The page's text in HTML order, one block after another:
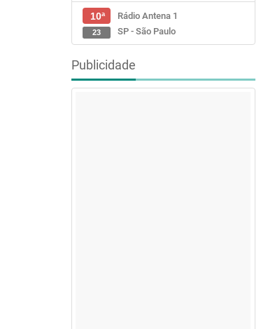
10ª
Rádio Antena 1
SP - São Paulo
23
Publicidade